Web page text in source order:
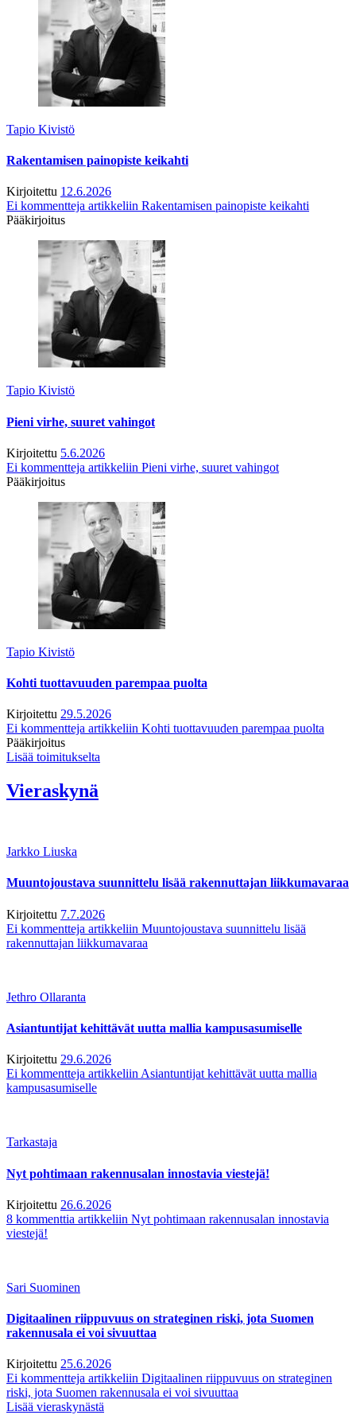
Tapio Kivistö
Rakentamisen painopiste keikahti
Kirjoitettu 12.6.2026
Ei kommentteja artikkeliin Rakentamisen painopiste keikahti
Pääkirjoitus
Tapio Kivistö
Pieni virhe, suuret vahingot
Kirjoitettu 5.6.2026
Ei kommentteja artikkeliin Pieni virhe, suuret vahingot
Pääkirjoitus
Tapio Kivistö
Kohti tuottavuuden parempaa puolta
Kirjoitettu 29.5.2026
Ei kommentteja artikkeliin Kohti tuottavuuden parempaa puolta
Pääkirjoitus
Lisää toimitukselta
Vieraskynä
Jarkko Liuska
Muuntojoustava suunnittelu lisää rakennuttajan liikkumavaraa
Kirjoitettu 7.7.2026
Ei kommentteja artikkeliin Muuntojoustava suunnittelu lisää
rakennuttajan liikkumavaraa
Jethro Ollaranta
Asiantuntijat kehittävät uutta mallia kampusasumiselle
Kirjoitettu 29.6.2026
Ei kommentteja artikkeliin Asiantuntijat kehittävät uutta mallia
kampusasumiselle
Tarkastaja
Nyt pohtimaan rakennusalan innostavia viestejä!
Kirjoitettu 26.6.2026
8 kommenttia artikkeliin Nyt pohtimaan rakennusalan innostavia
viestejä!
Sari Suominen
Digitaalinen riippuvuus on strateginen riski, jota Suomen
rakennusala ei voi sivuuttaa
Kirjoitettu 25.6.2026
Ei kommentteja artikkeliin Digitaalinen riippuvuus on strateginen
riski, jota Suomen rakennusala ei voi sivuuttaa
Lisää vieraskynästä